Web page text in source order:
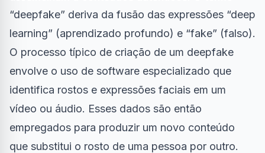
“deepfake” deriva da fusão das expressões “deep
learning” (aprendizado profundo) e “fake” (falso).
O processo típico de criação de um deepfake
envolve o uso de software especializado que
identifica rostos e expressões faciais em um
vídeo ou áudio. Esses dados são então
empregados para produzir um novo conteúdo
que substitui o rosto de uma pessoa por outro.